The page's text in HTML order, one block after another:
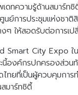
ดทความรู้ด้านสมาร์
รประชุมแห่งชาติสิ
ๆ ให้สอดรับต่อการ
Smart City Expo ใ
นี้องค์กรปกครองส่ว
ดไทยที่เป็นผู้ควบคุม
สมาร์ทซิตี้